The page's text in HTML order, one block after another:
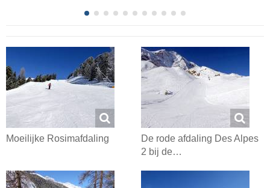
Moeilijke Rosimafdaling
De rode afdaling Des Alpes
2 bij de…